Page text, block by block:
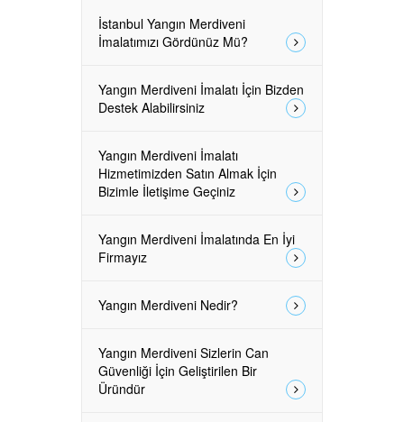
İstanbul Yangın Merdiveni
İmalatımızı Gördünüz Mü?
Yangın Merdiveni İmalatı İçin Bizden
Destek Alabilirsiniz
Yangın Merdiveni İmalatı
Hizmetimizden Satın Almak İçin
Bizimle İletişime Geçiniz
Yangın Merdiveni İmalatında En İyi
Firmayız
Yangın Merdiveni Nedir?
Yangın Merdiveni Sizlerin Can
Güvenliği İçin Geliştirilen Bir
Üründür